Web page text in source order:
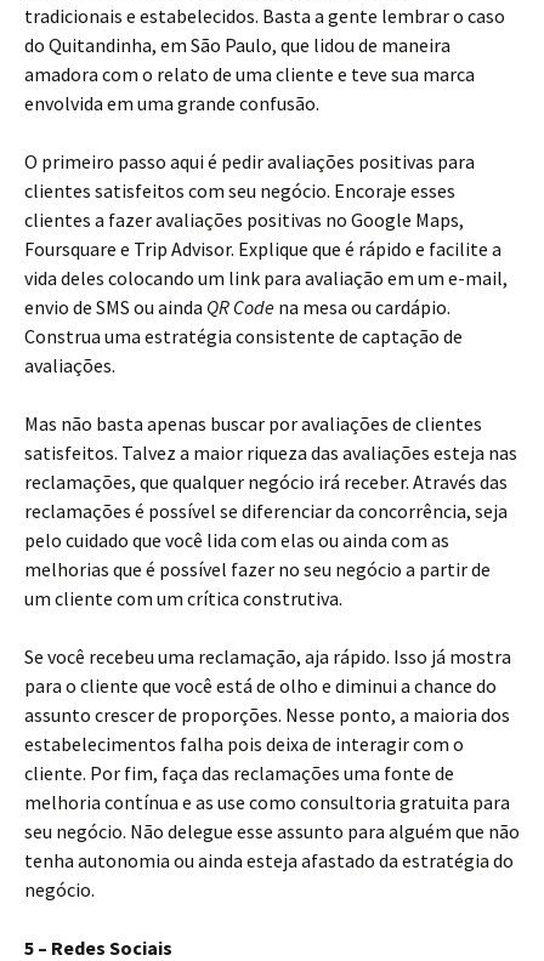
tradicionais e estabelecidos. Basta a gente lembrar o caso
do Quitandinha, em São Paulo, que lidou de maneira
amadora com o relato de uma cliente e teve sua marca
envolvida em uma grande confusão.
O primeiro passo aqui é pedir avaliações positivas para
clientes satisfeitos com seu negócio. Encoraje esses
clientes a fazer avaliações positivas no Google Maps,
Foursquare e Trip Advisor. Explique que é rápido e facilite a
vida deles colocando um link para avaliação em um e-mail,
envio de SMS ou ainda QR Code na mesa ou cardápio.
Construa uma estratégia consistente de captação de
avaliações.
Mas não basta apenas buscar por avaliações de clientes
satisfeitos. Talvez a maior riqueza das avaliações esteja nas
reclamações, que qualquer negócio irá receber. Através das
reclamações é possível se diferenciar da concorrência, seja
pelo cuidado que você lida com elas ou ainda com as
melhorias que é possível fazer no seu negócio a partir de
um cliente com um crítica construtiva.
Se você recebeu uma reclamação, aja rápido. Isso já mostra
para o cliente que você está de olho e diminui a chance do
assunto crescer de proporções. Nesse ponto, a maioria dos
estabelecimentos falha pois deixa de interagir com o
cliente. Por fim, faça das reclamações uma fonte de
melhoria contínua e as use como consultoria gratuita para
seu negócio. Não delegue esse assunto para alguém que não
tenha autonomia ou ainda esteja afastado da estratégia do
negócio.
5 – Redes Sociais